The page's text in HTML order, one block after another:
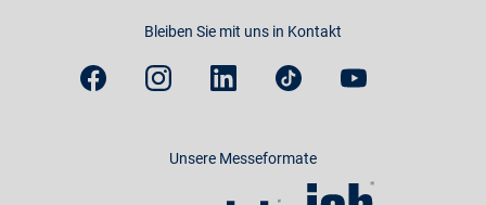
Bleiben Sie mit uns in Kontakt
Unsere Messeformate